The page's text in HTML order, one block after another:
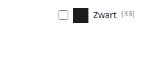
Zwart (33)